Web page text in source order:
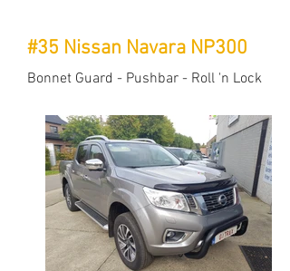
#35 Nissan Navara NP300
Bonnet Guard - Pushbar - Roll 'n Lock